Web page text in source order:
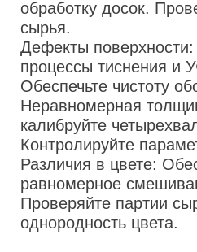
обработку досок.
сырья.
Дефекты поверхности:
процессы тиснения и
Обеспечьте чистоту
Неравномерная
калибруйте
Контролируйте
Различия в цвете:
равномерное
Проверяйте партии
однородность цвета.